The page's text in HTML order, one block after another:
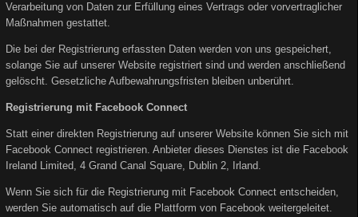
Verarbeitung von Daten zur Erfüllung eines Vertrags oder vorvertraglicher
Maßnahmen gestattet.
Die bei der Registrierung erfassten Daten werden von uns gespeichert,
solange Sie auf unserer Website registriert sind und werden anschließend
gelöscht. Gesetzliche Aufbewahrungsfristen bleiben unberührt.
Registrierung mit Facebook Connect
Statt einer direkten Registrierung auf unserer Website können Sie sich mit
Facebook Connect registrieren. Anbieter dieses Dienstes ist die Facebook
Ireland Limited, 4 Grand Canal Square, Dublin 2, Irland.
Wenn Sie sich für die Registrierung mit Facebook Connect entscheiden,
werden Sie automatisch auf die Plattform von Facebook weitergeleitet.